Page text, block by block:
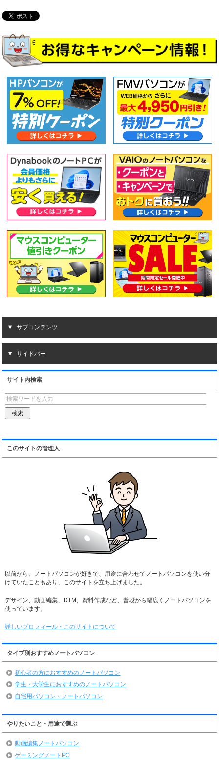
サブコンテンツ
サイドバー
サイト内検索
このサイトの管理人
以前から、ノートパソコンが好きで、用途に合わせてノートパソコンを使い分
けていたこともあり、このサイトを立ち上げました。
デザイン、動画編集、DTM、資料作成など、普段から幅広くノートパソコンを
使っています。
詳しいプロフィール・このサイトについて
タイプ別おすすめノートパソコン
初心者の方におすすめのノートパソコン
学生・大学生におすすめのノートパソコン
自宅用パソコン・ノートパソコン
やりたいこと・用途で選ぶ
動画編集ノートパソコン
ゲーミングノートPC